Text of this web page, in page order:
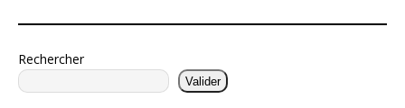
Rechercher
Valider